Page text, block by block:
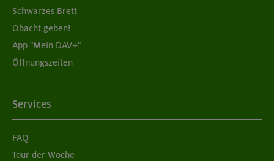
Schwarzes Brett
Obacht geben!
App "Mein DAV+"
Öffnungszeiten
Services
FAQ
Tour der Woche